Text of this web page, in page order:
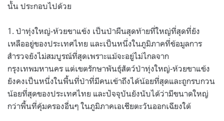
นั้น ประกอบไปด้วย
1. ป่าทุ่งใหญ่-ห้วยขาแข้ง เป็นป่าผืนสุดท้ายที่ใหญ่ที่สุดที่ยัง
เหลืออยู่ของประเทศไทย และเป็นหนึ่งในภูมิภาคที่ข้อมูลการ
สำรวจยังไม่สมบูรณ์ที่สุดเพราะแม้จะอยู่ไม่ไกลจาก
กรุงเทพมหานคร แต่เขตรักษาพันธุ์สัตว์ป่าทุ่งใหญ่-ห้วยขาแข้ง
ยังคงเป็นหนึ่งในพื้นที่ป่าที่มีคนเข้าถึงได้น้อยที่สุดและถูกรบกวน
น้อยที่สุดของประเทศไทย และปัจจุบันยังนับได้ว่ามีขนาดใหญ่
กว่าพื้นที่คุ้มครองอื่นๆ ในภูมิภาคเอเชียตะวันออกเฉียงใต้